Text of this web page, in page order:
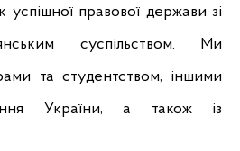
правової держави зі
суспільством. Ми
та студентством, іншими
України, а також із